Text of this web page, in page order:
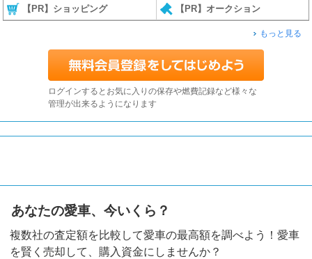
【PR】ショッピング 【PR】オークション
もっと見る
ログインするとお気に入りの保存や燃費記録など様々な
管理が出来るようになります
あなたの愛車、今いくら？
複数社の査定額を比較して愛車の最高額を調べよう！愛車
を賢く売却して、購入資金にしませんか？